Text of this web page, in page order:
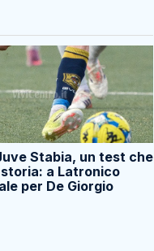
Stabia, un test che
a Latronico
per De Giorgio